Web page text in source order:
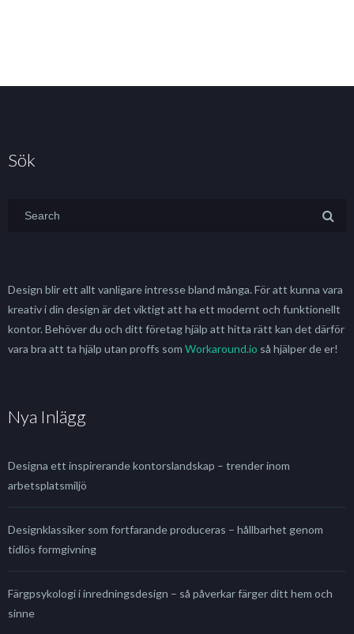
Sök
Design blir ett allt vanligare intresse bland många. För att kunna vara
kreativ i din design är det viktigt att ha ett modernt och funktionellt
kontor. Behöver du och ditt företag hjälp att hitta rätt kan det därför
vara bra att ta hjälp utan proffs som Workaround.io så hjälper de er!
Nya Inlägg
Designa ett inspirerande kontorslandskap – trender inom
arbetsplatsmiljö
Designklassiker som fortfarande produceras – hållbarhet genom
tidlös formgivning
Färgpsykologi i inredningsdesign – så påverkar färger ditt hem och
sinne